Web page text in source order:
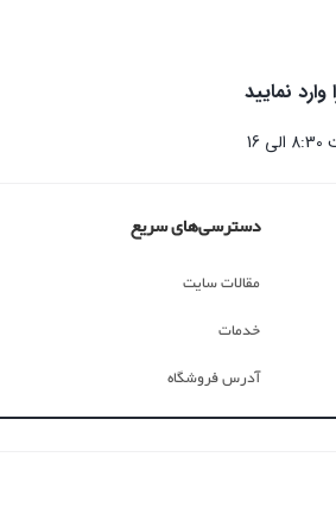
نمایید
دسترسی‌های سریع
مقالات سایت
خدمات
آدرس فروشگاه